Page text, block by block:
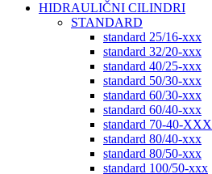
HIDRAULIČNI CILINDRI
STANDARD
standard 25/16-xxx
standard 32/20-xxx
standard 40/25-xxx
standard 50/30-xxx
standard 60/30-xxx
standard 60/40-xxx
standard 70-40-XXX
standard 80/40-xxx
standard 80/50-xxx
standard 100/50-xxx